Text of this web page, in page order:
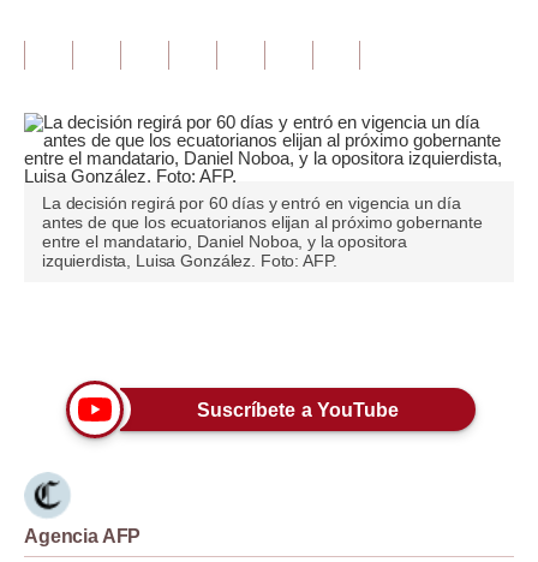
Inmobiliarias
Opinión
Editorial
Pregunta de hoy
Viajes
Moda
Estilos
La decisión regirá por 60 días y entró en vigencia un día
antes de que los ecuatorianos elijan al próximo gobernante
entre el mandatario, Daniel Noboa, y la opositora
izquierdista, Luisa González. Foto: AFP.
Suscríbete a YouTube
Agencia AFP